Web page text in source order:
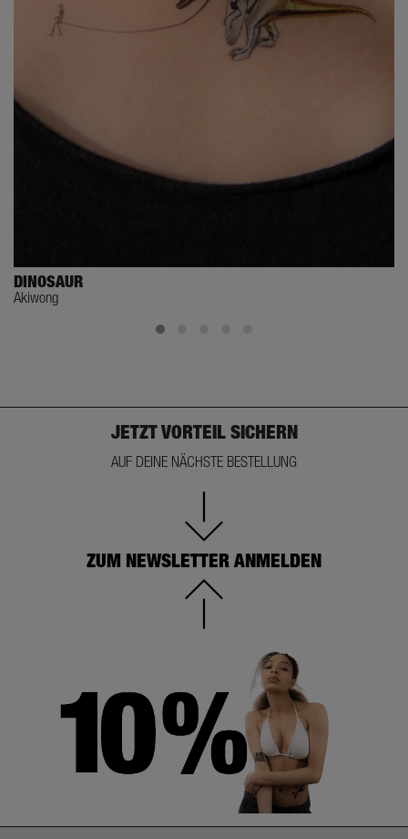
DINOSAUR
Akiwong
JETZT VORTEIL SICHERN
AUF DEINE NÄCHSTE BESTELLUNG
ZUM NEWSLETTER ANMELDEN